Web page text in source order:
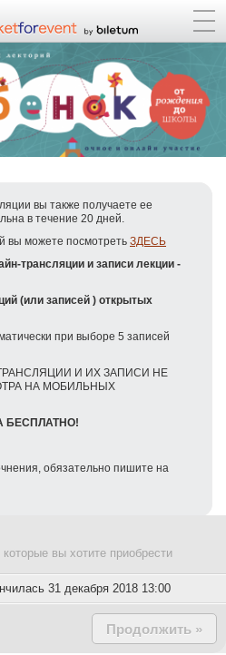
вы также получаете ее
в течение 20 дней.
вы можете посмотреть ЗДЕСЬ
трансляции и записи лекции -
(или записей ) открытых
при выборе 5 записей
И ИХ ЗАПИСИ НЕ
НА МОБИЛЬНЫХ
БЕСПЛАТНО!
обязательно пишите на
вы хотите приобрести
31 декабря 2018 13:00
Продолжить »